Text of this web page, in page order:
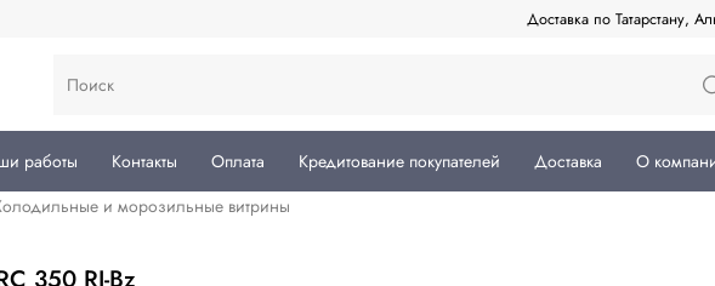
Доставка по Татарстану,
работы Контакты Оплата Кредитование покупателей Доставка О
и морозильные витрины
350 RI-Bz